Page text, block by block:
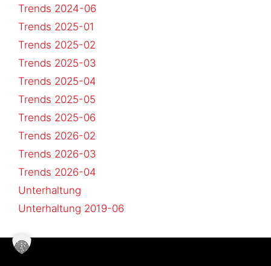
Trends 2024-06
Trends 2025-01
Trends 2025-02
Trends 2025-03
Trends 2025-04
Trends 2025-05
Trends 2025-06
Trends 2026-02
Trends 2026-03
Trends 2026-04
Unterhaltung
Unterhaltung 2019-06